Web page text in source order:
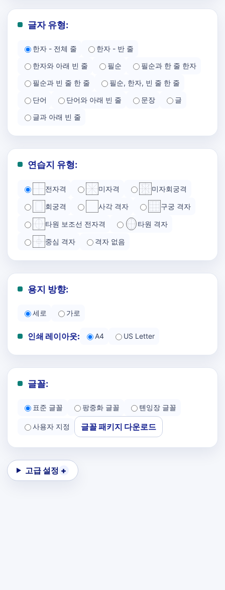
글자 유형:
한자 - 전체 줄
한자 - 반 줄
한자와 아래 빈 줄
필순
필순과 한 줄 한자
필순과 빈 줄 한 줄
필순, 한자, 빈 줄 한 줄
단어
단어와 아래 빈 줄 문장
글
글과 아래 빈 줄
연습지 유형:
전자격 미자격 미자회궁격
회궁격 사각 격자 구궁 격자
타원 보조선 전자격 타원 격자
중심 격자 격자 없음
용지 방향:
세로 가로
인쇄 레이아웃: A4 US Letter
글꼴:
표준 글꼴 팡중화 글꼴 톈잉장 글꼴
사용자 지정 글꼴 패키지 다운로드
고급 설정